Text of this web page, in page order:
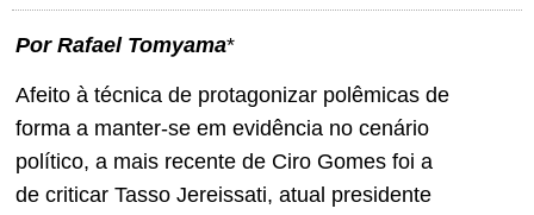
Por Rafael Tomyama*
Afeito à técnica de protagonizar polêmicas de
forma a manter-se em evidência no cenário
político, a mais recente de Ciro Gomes foi a
de criticar Tasso Jereissati, atual presidente